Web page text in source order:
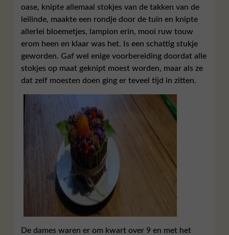
oase, knipte allemaal stokjes van de takken van de
leilinde, maakte een rondje door de tuin en knipte
allerlei bloemetjes, lampion erin, mooi ruw touw
erom heen en klaar was het. Is een schattig stukje
geworden. Gaf wel enige voorbereiding doordat alle
stokjes op maat geknipt moest worden, maar als ze
dat zelf moesten doen ging er teveel tijd in zitten.
De dames waren er om kwart over 9 en met het